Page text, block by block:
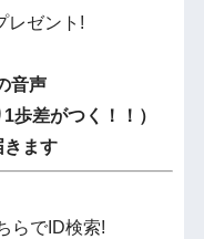
レゼント!
音声
歩差がつく！！）
きます
らでID検索!